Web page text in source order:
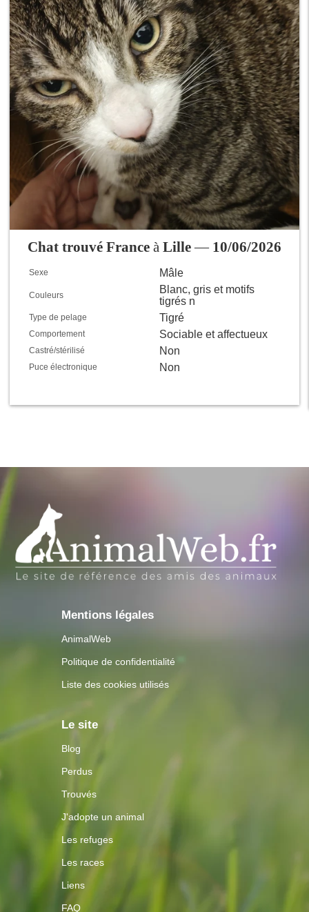
Chat trouvé France à Lille— 10/06/2026
Sexe Mâle
Couleurs
Blanc, gris et motifs
tigrés n
Type de pelage Tigré
Comportement Sociable et affectueux
Castré/stérilisé Non
Puce électronique Non
Mentions légales
AnimalWeb
Politique de confidentialité
Liste des cookies utilisés
Le site
Blog
Perdus
Trouvés
J'adopte un animal
Les refuges
Les races
Liens
FAQ